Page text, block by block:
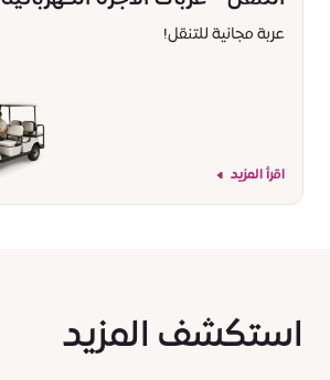
عربة مجانية للتنقل!
اقرأ المزيد
استكشف المزيد